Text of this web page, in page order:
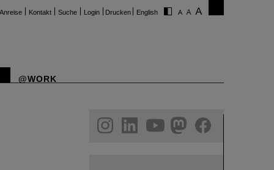
Anreise Kontakt Suche Login Drucken English
@WORK
helmholtz.social
facebook